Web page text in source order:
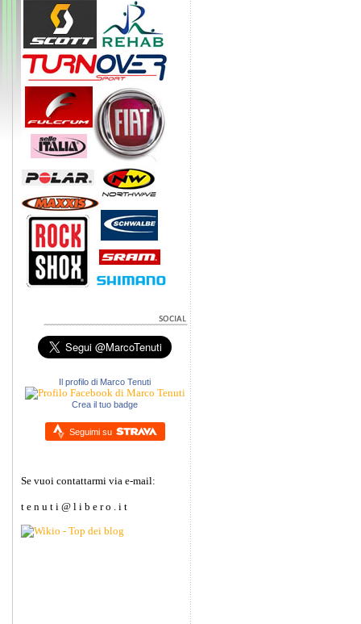
Il profilo di Marco Tenuti
Crea il tuo badge
Seguimi su
Se vuoi contattarmi via e-mail:
t e n u t i @ l i b e r o . i t